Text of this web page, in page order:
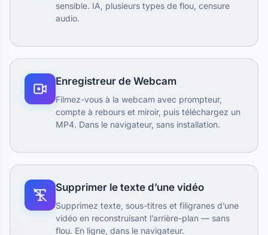
sensible. IA, plusieurs types de flou, censure
audio.
Enregistreur de Webcam
Filmez-vous à la webcam avec prompteur,
compte à rebours et miroir, puis téléchargez un
MP4. Dans le navigateur, sans installation.
Supprimer le texte d’une vidéo
Supprimez texte, sous-titres et filigranes d’une
vidéo en reconstruisant l’arrière-plan — sans
flou. En ligne, dans le navigateur.